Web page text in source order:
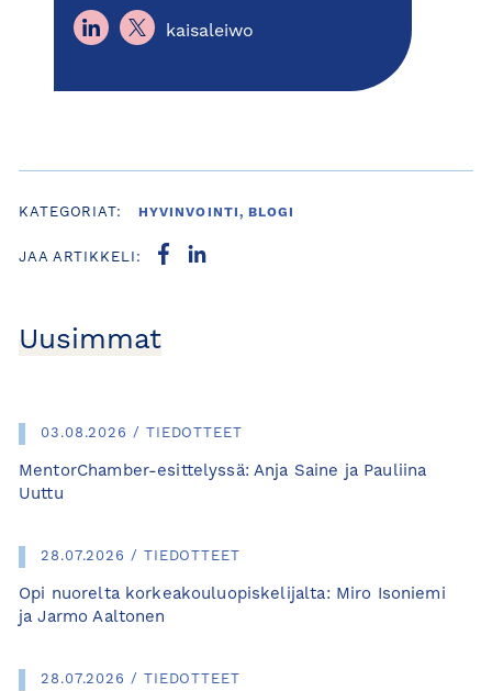
Uusimmat
03.08.2026 / TIEDOTTEET
MentorChamber-esittelyssä: Anja Saine ja Pauliina
Uuttu
28.07.2026 / TIEDOTTEET
Opi nuorelta korkeakouluopiskelijalta: Miro Isoniemi
ja Jarmo Aaltonen
28.07.2026 / TIEDOTTEET
kaisaleiwo
KATEGORIAT: HYVINVOINTI, BLOGI
JAA ARTIKKELI: